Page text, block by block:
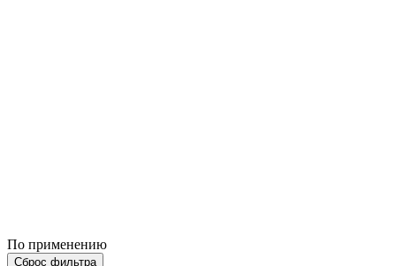
По применению
Сброс фильтра